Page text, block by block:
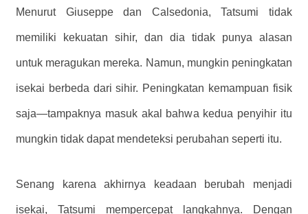
Menurut Giuseppe dan Calsedonia, Tatsumi tidak
memiliki kekuatan sihir, dan dia tidak punya alasan
untuk meragukan mereka. Namun, mungkin peningkatan
isekai berbeda dari sihir. Peningkatan kemampuan fisik
saja—tampaknya masuk akal bahwa kedua penyihir itu
mungkin tidak dapat mendeteksi perubahan seperti itu.
Senang karena akhirnya keadaan berubah menjadi
isekai, Tatsumi mempercepat langkahnya. Dengan